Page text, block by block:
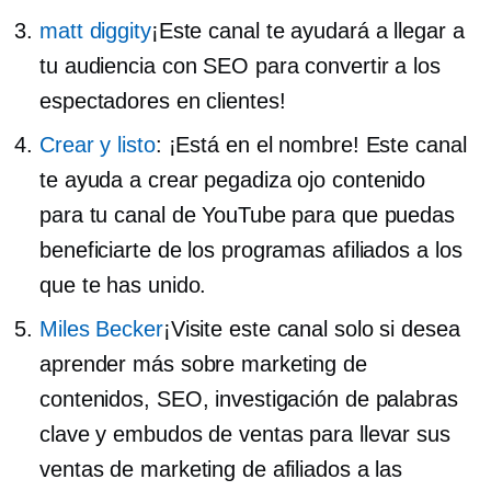
matt diggity¡Este canal te ayudará a llegar a
tu audiencia con SEO para convertir a los
espectadores en clientes!
Crear y listo: ¡Está en el nombre! Este canal
te ayuda a crear pegadiza ojo contenido
para tu canal de YouTube para que puedas
beneficiarte de los programas afiliados a los
que te has unido.
Miles Becker¡Visite este canal solo si desea
aprender más sobre marketing de
contenidos, SEO, investigación de palabras
clave y embudos de ventas para llevar sus
ventas de marketing de afiliados a las